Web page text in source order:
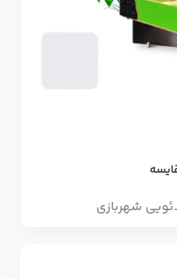
شهربازی